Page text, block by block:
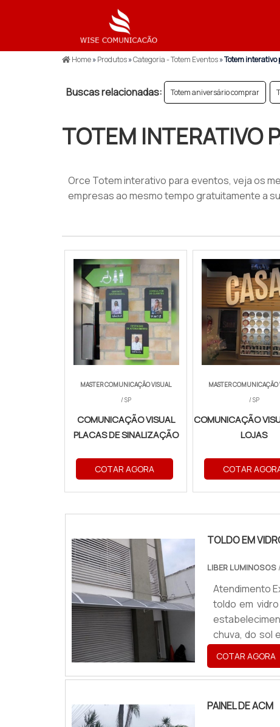
Home»Produtos»Categoria - Totem Eventos»Totem interativo
Buscas relacionadas: Totem aniversário comprar
TOTEM INTERATIVO
Orce Totem interativo para eventos, veja os
empresas ao mesmo tempo gratuitamente a
MASTER COMUNICAÇÃO VISUAL
/ SP
COMUNICAÇÃO VISUAL
PLACAS DE SINALIZAÇÃO
COTAR AGORA
MASTER COMUNICAÇÃO
/ SP
COMUNICAÇÃO
LOJAS
COTAR
TOLDO EM
LIBER LUMINOSOS
Atendimento
toldo em
chuva, do sol
todos que
para pessoa...
COTAR AGORA
PAINEL DE ACM